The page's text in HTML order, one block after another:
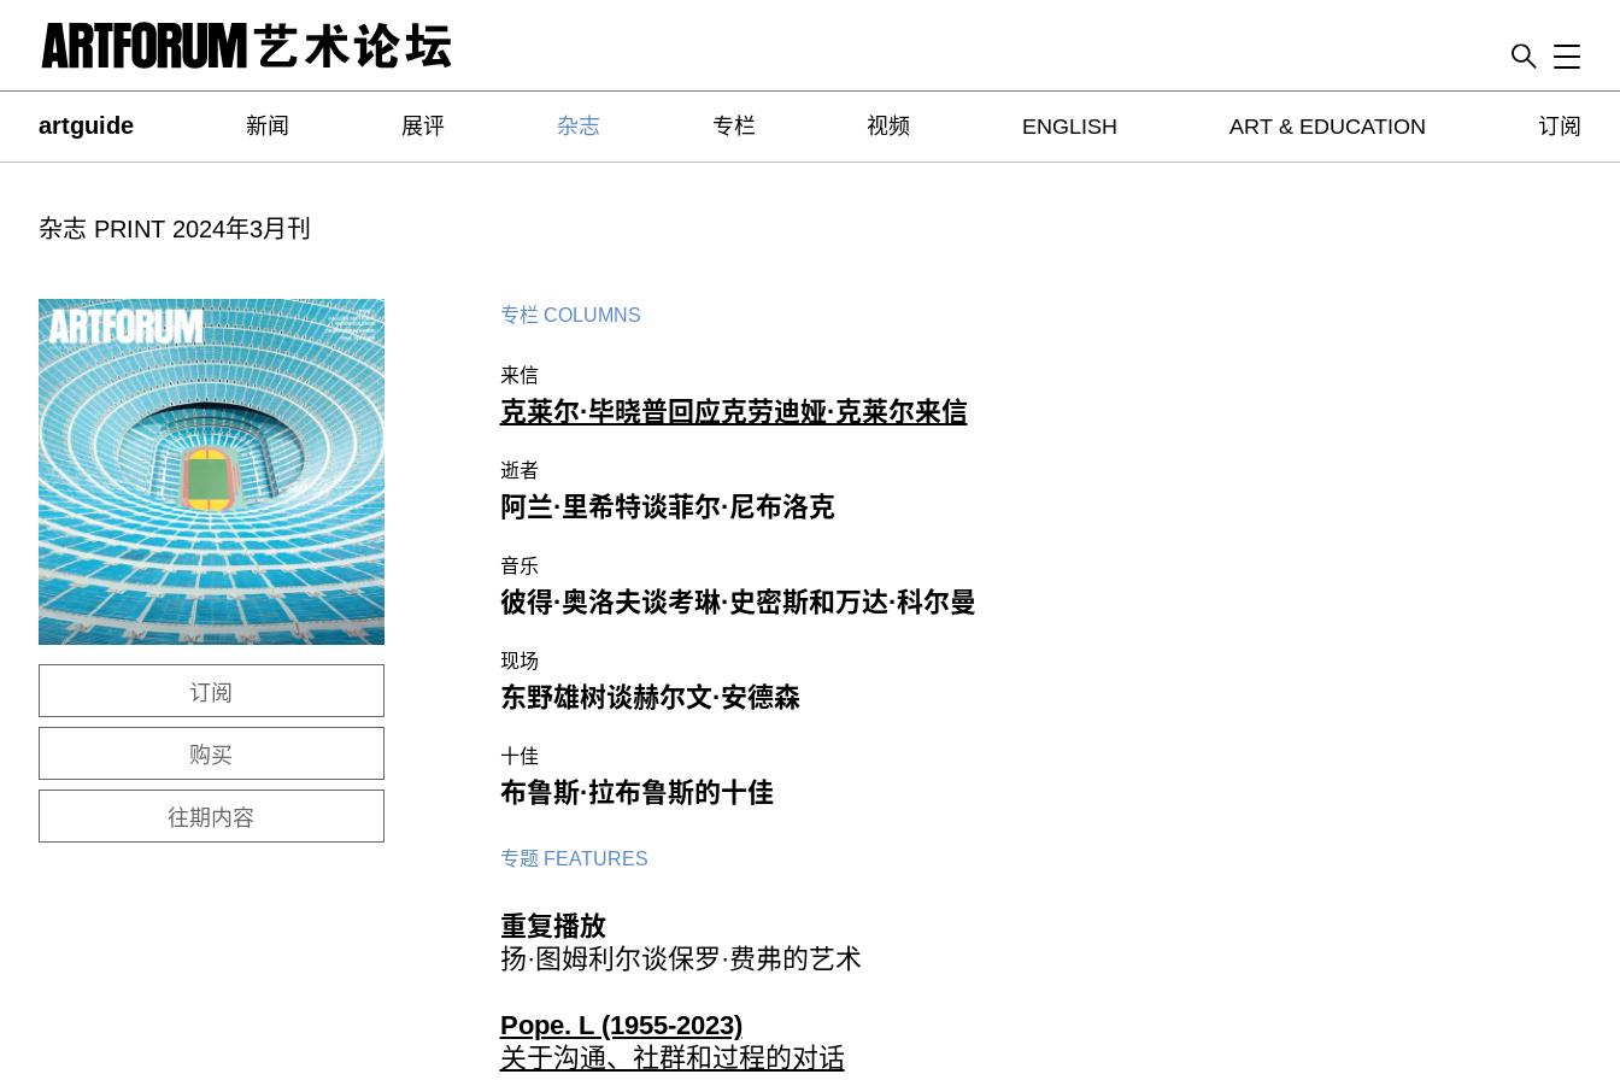
Toggle
artguide 新闻 展评 杂志 专栏 视频 ENGLISH ART & EDUCATION 订阅
杂志 PRINT 2024年3月刊
订阅
购买
往期内容
专栏 COLUMNS
来信
克莱尔·毕晓普回应克劳迪娅·克莱尔来信
逝者
阿兰·里希特谈菲尔·尼布洛克
音乐
彼得·奥洛夫谈考琳·史密斯和万达·科尔曼
现场
东野雄树谈赫尔文·安德森
十佳
布鲁斯·拉布鲁斯的十佳
专题 FEATURES
重复播放
扬·图姆利尔谈保罗·费弗的艺术
Pope. L (1955-2023)
关于沟通、社群和过程的对话